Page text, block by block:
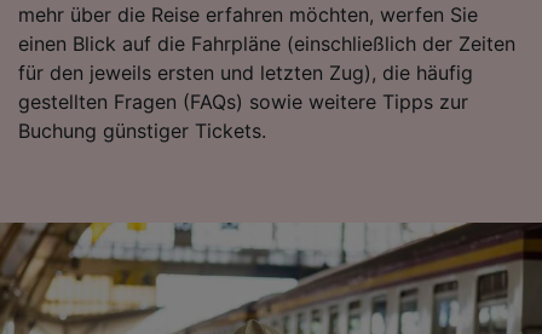
mehr über die Reise erfahren möchten, werfen Sie
einen Blick auf die Fahrpläne (einschließlich der Zeiten
für den jeweils ersten und letzten Zug), die häufig
gestellten Fragen (FAQs) sowie weitere Tipps zur
Buchung günstiger Tickets.